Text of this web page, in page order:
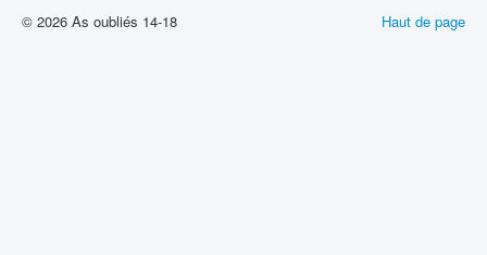
Haut de page
© 2026 As oubliés 14-18